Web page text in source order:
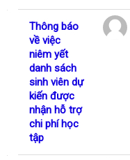
Thông báo
về việc
niêm yết
danh sách
sinh viên dự
kiến được
nhận hỗ trợ
chi phí học
tập